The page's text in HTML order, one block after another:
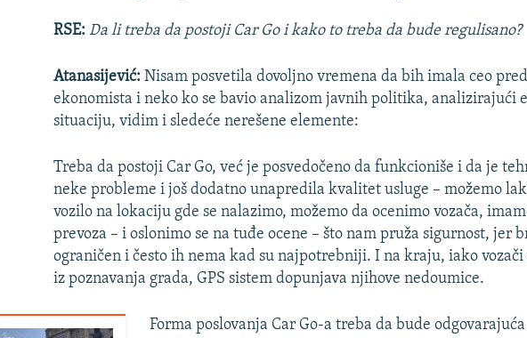
RSE:Da li treba da postoji Car Go i kako to treba da bude regulisano?
Atanasijević: Nisam posvetila dovoljno vremena da bih imala ceo
ekonomista i neko ko se bavio analizom javnih politika, analizirajući
situaciju, vidim i sledeće nerešene elemente:
Treba da postoji Car Go, već je posvedočeno da funkcioniše i da je
neke probleme i još dodatno unapredila kvalitet usluge – možemo
vozilo na lokaciju gde se nalazimo, možemo da ocenimo vozača,
prevoza – i oslonimo se na tuđe ocene – što nam pruža sigurnost, jer
ograničen i često ih nema kad su najpotrebniji. I na kraju, iako
iz poznavanja grada, GPS sistem dopunjava njihove nedoumice.
Forma poslovanja Car Go-a treba da bude